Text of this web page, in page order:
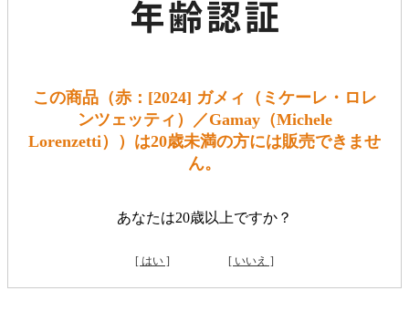
この商品（赤：[2024] ガメィ（ミケーレ・ロレ
ンツェッティ）／Gamay（Michele
Lorenzetti））は20歳未満の方には販売できませ
ん。
あなたは20歳以上ですか？
[ はい ] [ いいえ ]